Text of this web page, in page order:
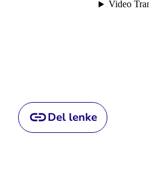
Del lenke